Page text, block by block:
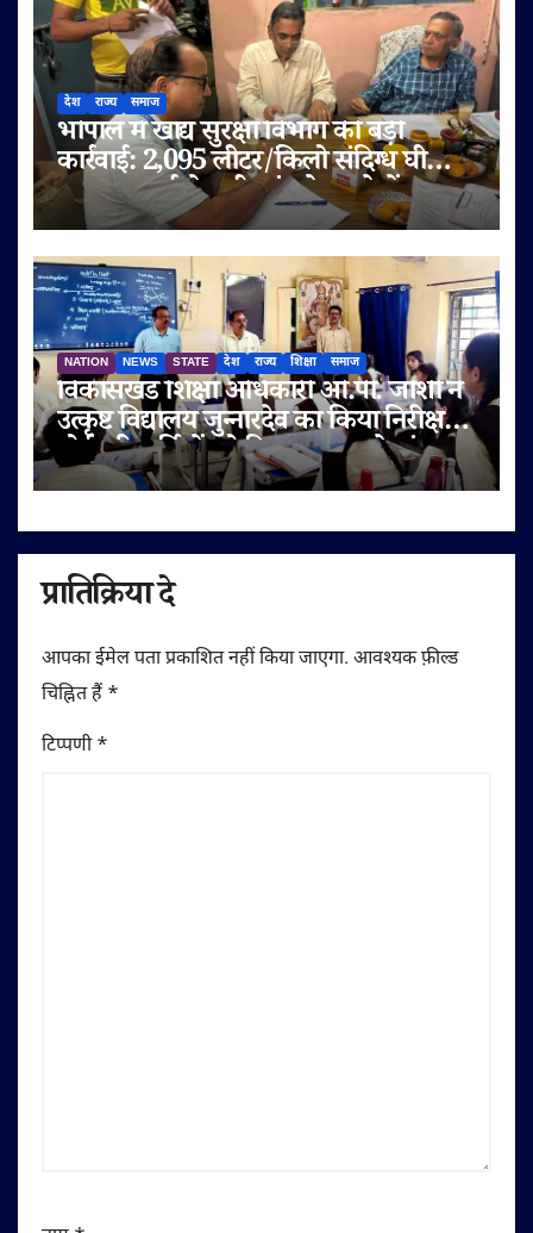
देश राज्य समाज
भोपाल में खाद्य सुरक्षा विभाग की बड़ी
कार्रवाई: 2,095 लीटर/किलो संदिग्ध घी
जब्त, सप्लाई चेन भी जांच के दायरे में
NATION NEWS STATE देश राज्य शिक्षा समाज
विकासखंड शिक्षा अधिकारी ओ.पी. जोशी ने
उत्कृष्ट विद्यालय जुन्नारदेव का किया निरीक्षण,
बोर्ड परीक्षार्थियों को दिए सफलता के मंत्र
प्रातिक्रिया दे
आपका ईमेल पता प्रकाशित नहीं किया जाएगा. आवश्यक फ़ील्ड
चिह्नित हैं *
टिप्पणी*